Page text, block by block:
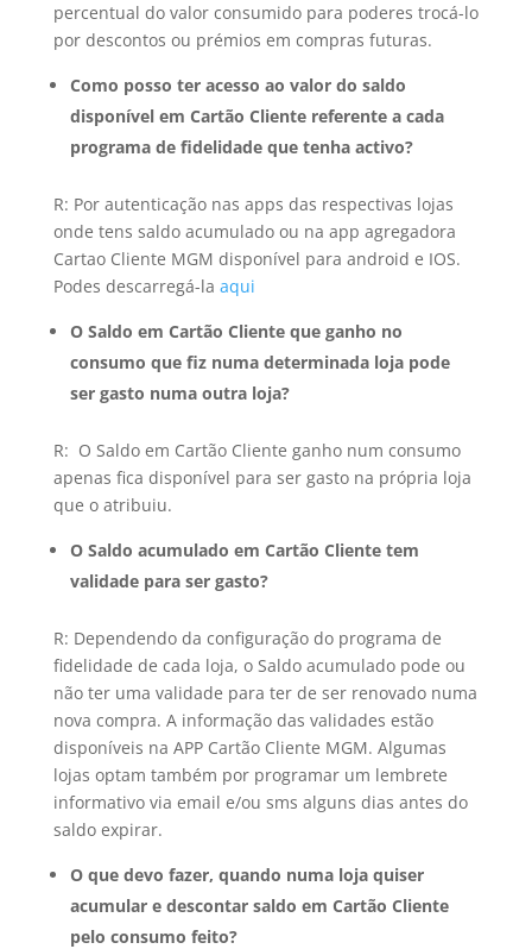
percentual do valor consumido para poderes trocá-lo
por descontos ou prémios em compras futuras.
Como posso ter acesso ao valor do saldo
disponível em Cartão Cliente referente a cada
programa de fidelidade que tenha activo?
R: Por autenticação nas apps das respectivas lojas
onde tens saldo acumulado ou na app agregadora
Cartao Cliente MGM disponível para android e IOS.
Podes descarregá-la aqui
O Saldo em Cartão Cliente que ganho no
consumo que fiz numa determinada loja pode
ser gasto numa outra loja?
R: O Saldo em Cartão Cliente ganho num consumo
apenas fica disponível para ser gasto na própria loja
que o atribuiu.
O Saldo acumulado em Cartão Cliente tem
validade para ser gasto?
R: Dependendo da configuração do programa de
fidelidade de cada loja, o Saldo acumulado pode ou
não ter uma validade para ter de ser renovado numa
nova compra. A informação das validades estão
disponíveis na APP Cartão Cliente MGM. Algumas
lojas optam também por programar um lembrete
informativo via email e/ou sms alguns dias antes do
saldo expirar.
O que devo fazer, quando numa loja quiser
acumular e descontar saldo em Cartão Cliente
pelo consumo feito?